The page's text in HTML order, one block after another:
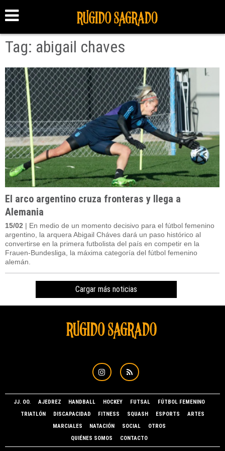
Tag: abigail chaves
El arco argentino cruza fronteras y llega a
Alemania
15/02 | En medio de un momento decisivo para el fútbol femenino
argentino, la arquera Abigail Cháves dará un paso histórico al
convertirse en la primera futbolista del país en competir en la
Frauen-Bundesliga, la máxima categoría del fútbol femenino
alemán.
Cargar más noticias
JJ. OO. AJEDREZ HANDBALL HOCKEY FUTSAL
FÚTBOL FEMENINO
TRIATLÓN
DISCAPACIDAD FITNESS SQUASH ESPORTS
ARTES
MARCIALES
NATACIÓN SOCIAL
OTROS
QUIÉNES SOMOS
CONTACTO